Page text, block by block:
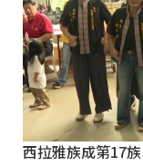
西拉雅族成第17